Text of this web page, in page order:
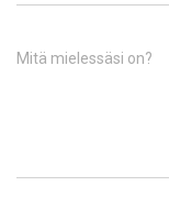
Mitä mielessäsi on?